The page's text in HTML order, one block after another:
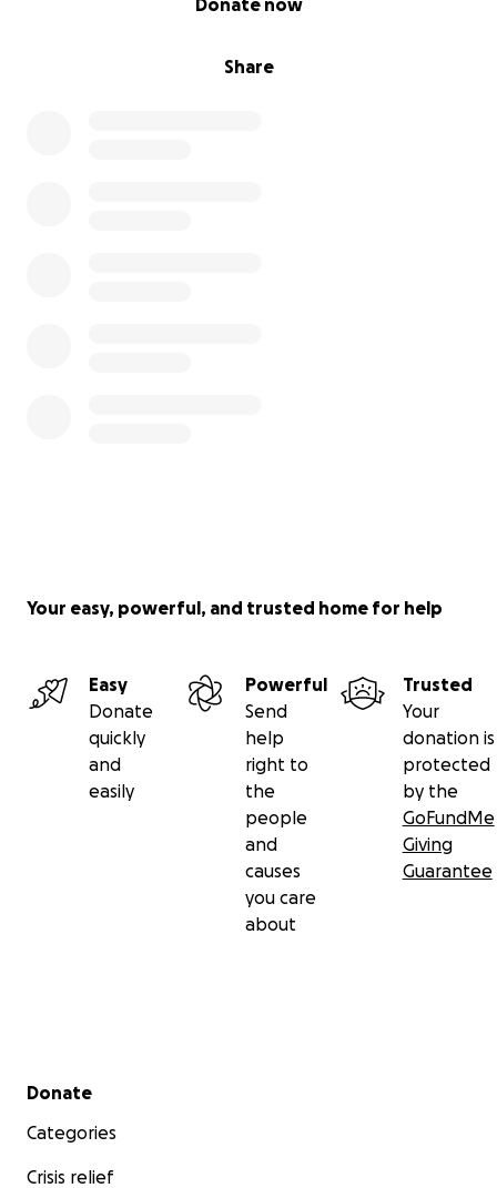
Share
Donate now
Your easy, powerful, and trusted home for help
Easy
Donate
quickly
and
easily
Powerful
Send
help
right to
the
people
and
causes
you care
about
Trusted
Your
donation is
protected
by the
GoFundMe
Giving
Guarantee
Secondary menu
Donate
Categories
Crisis relief